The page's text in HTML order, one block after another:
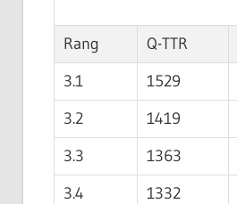
Rang Q-TTR
3.1
1529
3.2
1419
3.3
1363
3.4
1332